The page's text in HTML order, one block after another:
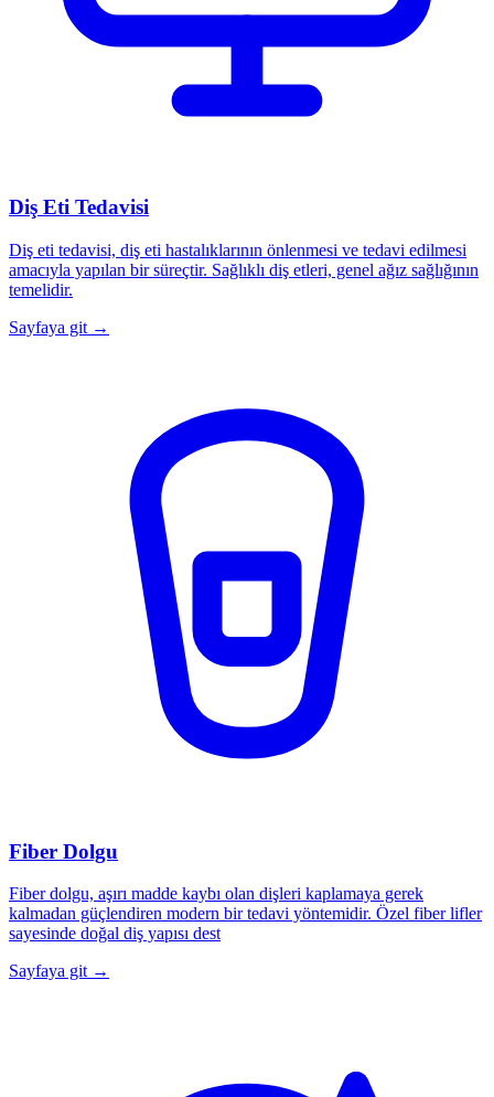
Diş Eti Tedavisi
Diş eti tedavisi, diş eti hastalıklarının önlenmesi ve tedavi edilmesi
amacıyla yapılan bir süreçtir. Sağlıklı diş etleri, genel ağız sağlığının
temelidir.
Sayfaya git →
Fiber Dolgu
Fiber dolgu, aşırı madde kaybı olan dişleri kaplamaya gerek
kalmadan güçlendiren modern bir tedavi yöntemidir. Özel fiber lifler
sayesinde doğal diş yapısı dest
Sayfaya git →